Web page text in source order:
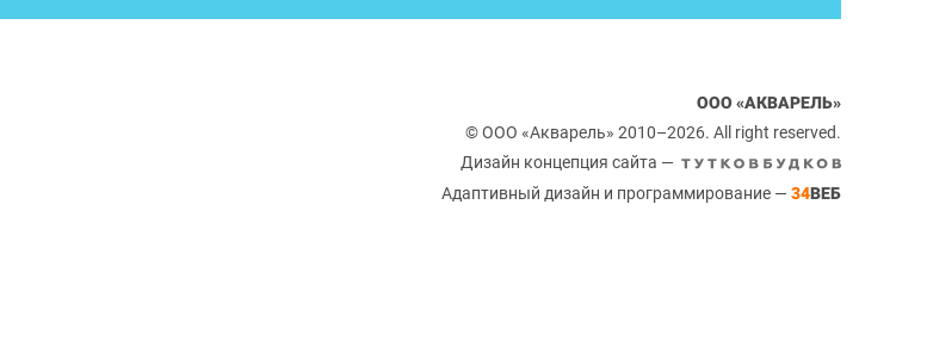
ООО «АКВАРЕЛЬ»
© ООО «Акварель» 2010–2026. All right reserved.
Дизайн концепция сайта —
Адаптивный дизайн и программирование — 34ВЕБ